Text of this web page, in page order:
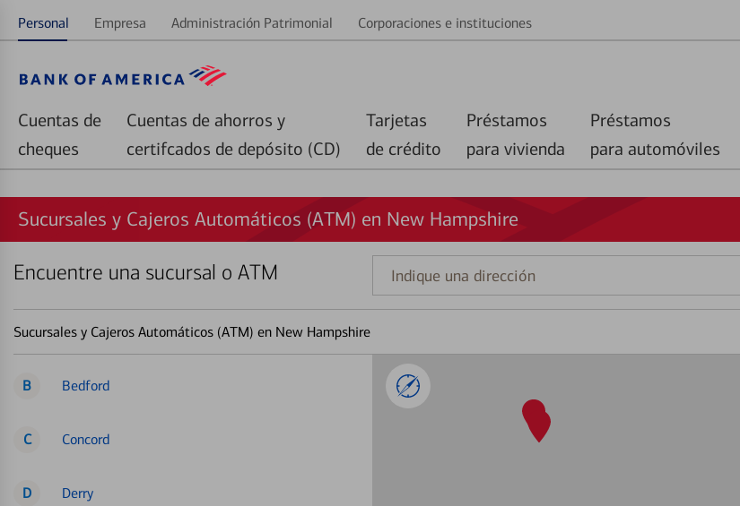
Personal Empresa Administración Patrimonial Corporaciones e instituciones
Cuentas de
cheques
Cuentas de ahorros y
certifcados de depósito (CD)
Tarjetas
de crédito
Préstamos
para vivienda
Préstamos
para automóviles
Sucursales y Cajeros Automáticos (ATM) en New Hampshire
Encuentre una sucursal o ATM
Indique
una
Sucursales y Cajeros Automáticos (ATM) en New Hampshire
B Bedford
C Concord
D
Derry